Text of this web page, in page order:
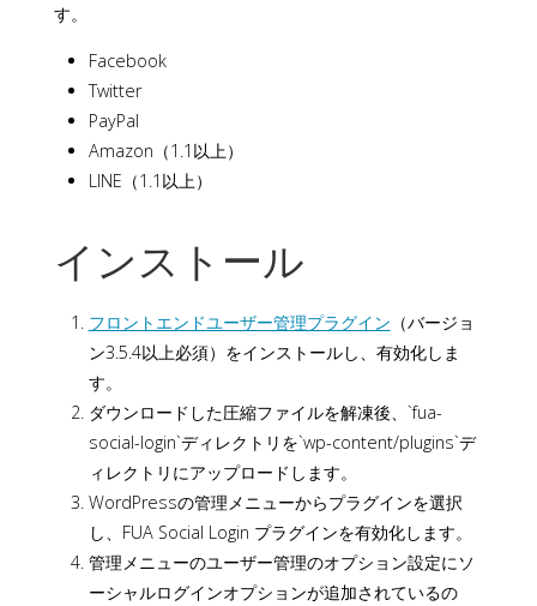
す。
Facebook
Twitter
PayPal
Amazon（1.1以上）
LINE（1.1以上）
インストール
フロントエンドユーザー管理プラグイン （バージョ
ン3.5.4以上必須）をインストールし、有効化しま
す。
ダウンロードした圧縮ファイルを解凍後、`fua-
social-login`ディレクトリを`wp-content/plugins`デ
ィレクトリにアップロードします。
WordPressの管理メニューからプラグインを選択
し、FUA Social Login プラグインを有効化します。
管理メニューのユーザー管理のオプション設定にソ
ーシャルログインオプションが追加されているの